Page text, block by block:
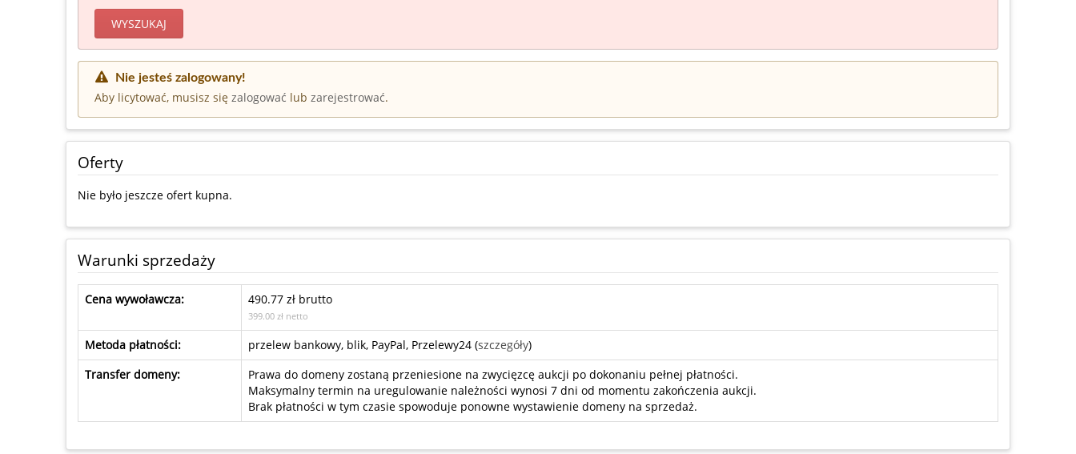
WYSZUKAJ
Nie jesteś zalogowany!
Aby licytować, musisz się zalogować lub zarejestrować.
Oferty
Nie było jeszcze ofert kupna.
Warunki sprzedaży
Cena wywoławcza: 490.77 zł brutto
399.00 zł netto
Metoda płatności: przelew bankowy, blik, PayPal, Przelewy24 (szczegóły)
Transfer domeny:
Prawa do domeny zostaną przeniesione na zwycięzcę aukcji po dokonaniu pełnej płatności.
Maksymalny termin na uregulowanie należności wynosi 7 dni od momentu zakończenia aukcji.
Brak płatności w tym czasie spowoduje ponowne wystawienie domeny na sprzedaż.